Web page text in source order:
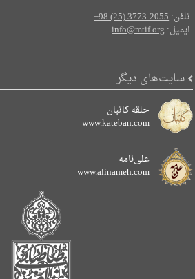
تلفن:+98 (25) 3773-2055
ایمیل:info@mtif.org
سایت‌های دیگر
حلقه کاتبان
www.kateban.com
علی‌نامه
www.alinameh.com